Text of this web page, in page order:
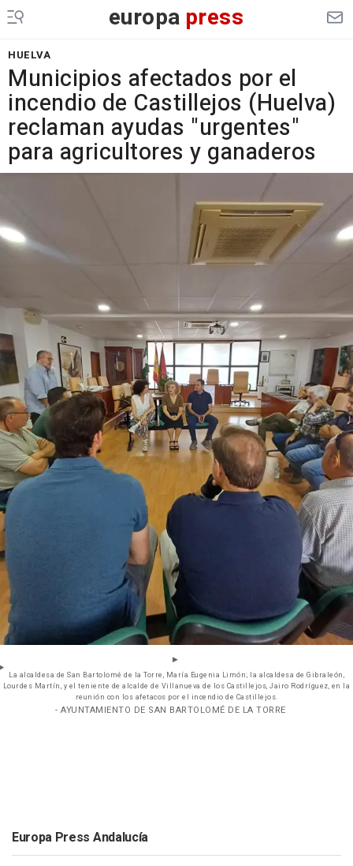
europa press
HUELVA
Municipios afectados por el
incendio de Castillejos (Huelva)
reclaman ayudas "urgentes"
para agricultores y ganaderos
La alcaldesa de San Bartolomé de la Torre, María Eugenia Limón; la alcaldesa de Gibraleón,
Lourdes Martín, y el teniente de alcalde de Villanueva de los Castillejos, Jairo Rodríguez, en la
reunión con los afetacos por el incendio de Castillejos.
- AYUNTAMIENTO DE SAN BARTOLOMÉ DE LA TORRE
Europa Press Andalucía